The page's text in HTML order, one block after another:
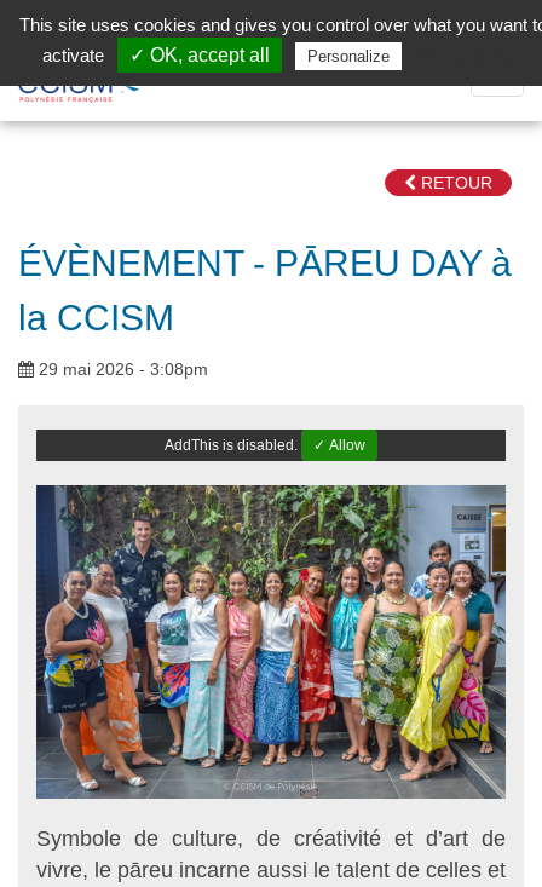
Facebook (Customer Chat) is disabled.
la
RETOUR
ÉVÈNEMENT - PĀREU DAY à
la CCISM
29 mai 2026 - 3:08pm
AddThis is disabled. ✓ Allow
Symbole de culture, de créativité et d’art de
vivre, le pāreu incarne aussi le talent de celles et
This site uses cookies and gives you control over what you want
activate
✓ OK, accept all Personalize